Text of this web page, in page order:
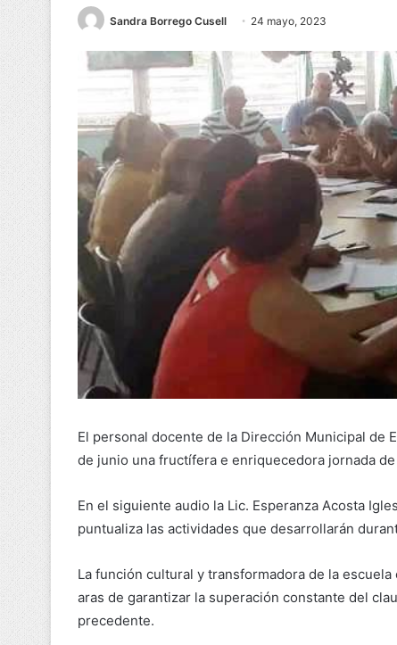
Sandra Borrego Cusell 24 mayo, 2023
El personal docente de la Dirección Municipal de
de junio una fructífera e enriquecedora jornada
En el siguiente audio la Lic. Esperanza Acosta
puntualiza las actividades que desarrollarán
La función cultural y transformadora de la
aras de garantizar la superación constante del
precedente.